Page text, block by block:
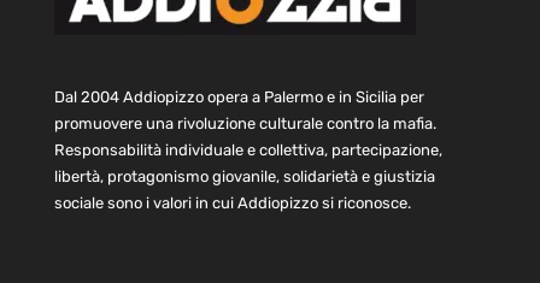
Dal 2004 Addiopizzo opera a Palermo e in Sicilia per
promuovere una rivoluzione culturale contro la mafia.
Responsabilità individuale e collettiva, partecipazione,
libertà, protagonismo giovanile, solidarietà e giustizia
sociale sono i valori in cui Addiopizzo si riconosce.